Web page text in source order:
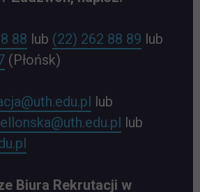
88 lub (22) 262 88 89 lub
(Płońsk)
lub
lub
Biura Rekrutacji w